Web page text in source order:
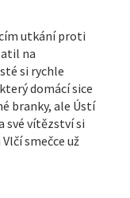
utkání proti
na
si rychle
domácí sice
branky, ale Ústí
své vítězství si
smečce už